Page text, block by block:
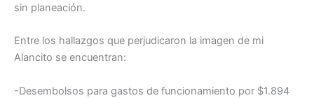
sin planeación.
Entre los hallazgos que perjudicaron la imagen de mi
Alancito se encuentran:
-Desembolsos para gastos de funcionamiento por $1.894